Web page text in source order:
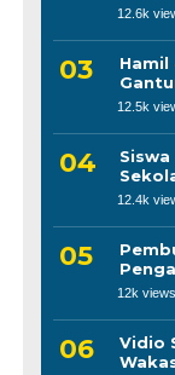
12.6k
Hamil
12.5k
12.4k
12k views
Vidio